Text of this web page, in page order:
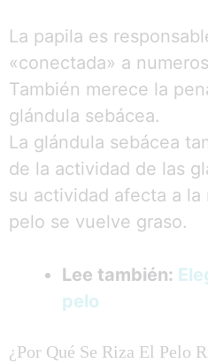
La papila es
«conectada» a
También merece la
glándula sebácea.
La glándula sebácea
de la actividad de las
su actividad afecta a
pelo se vuelve graso.
Lee también:
pelo
¿Por Qué Se Riza El Pelo